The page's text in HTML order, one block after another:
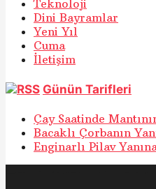
Teknoloji
Dini Bayramlar
Yeni Yıl
Cuma
İletişim
Günün Tarifleri
Çay Saatinde
Bacaklı Çorbanın
Enginarlı Pilav